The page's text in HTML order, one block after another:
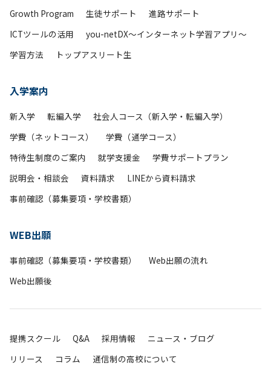
Growth Program
生徒サポート
進路サポート
ICTツールの活用
you-netDX～インターネット学習アプリ～
学習方法
トップアスリート生
入学案内
新入学 転編入学
社会人コース（新入学・転編入学）
学費（ネットコース）
学費（通学コース）
特待生制度のご案内
就学支援金
学費サポートプラン
説明会・相談会
資料請求
LINEから資料請求
事前確認（募集要項・学校書類）
WEB出願
事前確認（募集要項・学校書類）
Web出願の流れ
Web出願後
提携スクール Q&A 採用情報
ニュース・ブログ
リリース
コラム 通信制の高校について